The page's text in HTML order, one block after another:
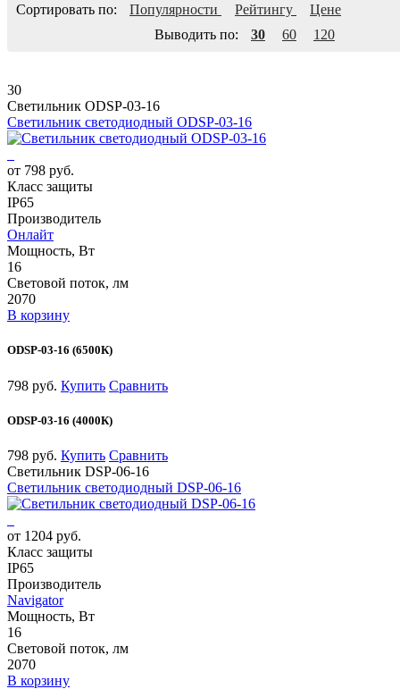
Сортировать по: Популярности Рейтингу
Цене
Выводить по:
30 60 120
30
Светильник ODSP-03-16
Светильник светодиодный ODSP-03-16
от 798 руб.
Класс защиты
IP65
Производитель
Онлайт
Мощность, Вт
16
Световой поток, лм
2070
В корзину
ODSP-03-16 (6500К)
798 руб. Купить Сравнить
ODSP-03-16 (4000К)
798 руб. Купить Сравнить
Светильник DSP-06-16
Светильник светодиодный DSP-06-16
от 1204 руб.
Класс защиты
IP65
Производитель
Navigator
Мощность, Вт
16
Световой поток, лм
2070
В корзину